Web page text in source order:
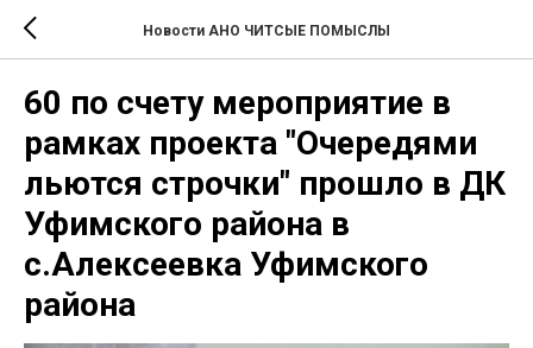
Новости АНО ЧИТСЫЕ ПОМЫСЛЫ
60 по счету мероприятие в
рамках проекта "Очередями
льются строчки" прошло в ДК
Уфимского района в
с.Алексеевка Уфимского
района